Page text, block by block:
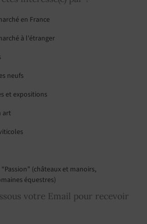
en France
à l'étranger
neufs
et expositions
art
(châteaux et manoirs,
équestres)
votre Email pour recevoir